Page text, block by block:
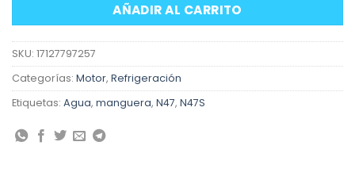
AÑADIR AL CARRITO
SKU: 17127797257
Categorías: Motor, Refrigeración
Etiquetas: Agua, manguera, N47, N47S